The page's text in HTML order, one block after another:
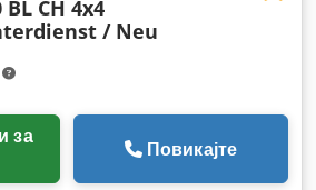
BL CH 4x4
/ Neu
Повикајте